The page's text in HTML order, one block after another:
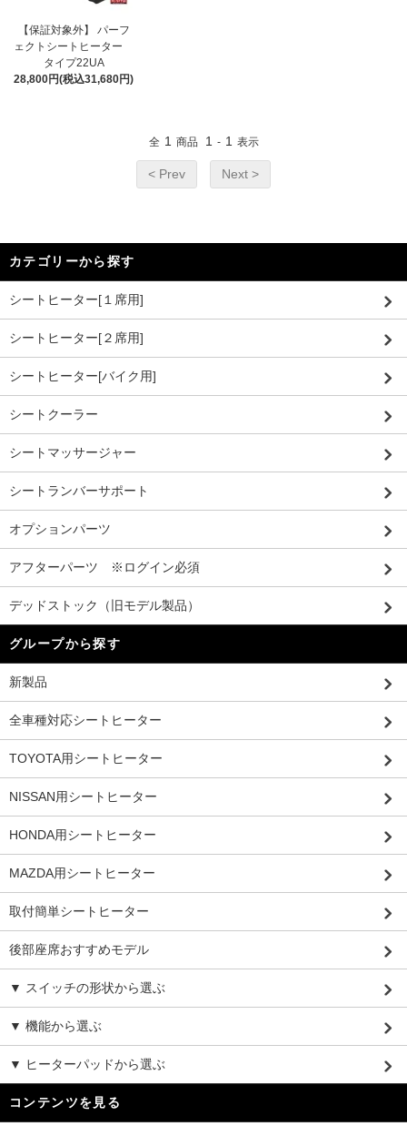
【保証対象外】 パーフ
ェクトシートヒーター
タイプ22UA
28,800円(税込31,680円)
全 1 商品 1 - 1 表示
< Prev Next >
カテゴリーから探す
シートヒーター[１席用]
シートヒーター[２席用]
シートヒーター[バイク用]
シートクーラー
シートマッサージャー
シートランバーサポート
オプションパーツ
アフターパーツ ※ログイン必須
デッドストック（旧モデル製品）
グループから探す
新製品
全車種対応シートヒーター
TOYOTA用シートヒーター
NISSAN用シートヒーター
HONDA用シートヒーター
MAZDA用シートヒーター
取付簡単シートヒーター
後部座席おすすめモデル
▼ スイッチの形状から選ぶ
▼ 機能から選ぶ
▼ ヒーターパッドから選ぶ
コンテンツを見る